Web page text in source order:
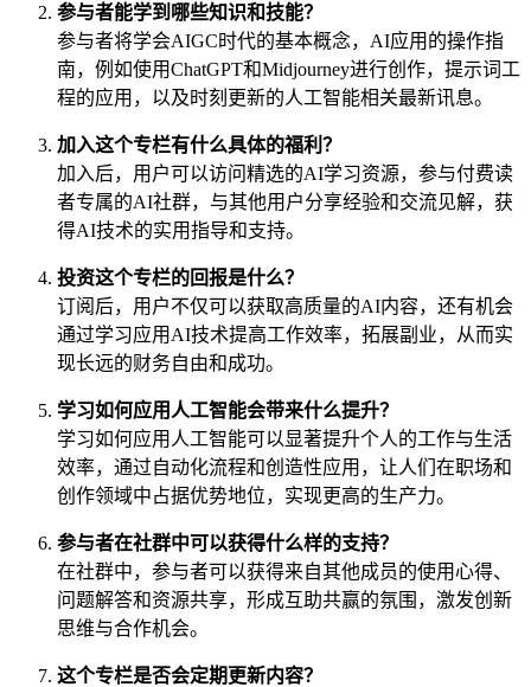
参与者能学到哪些知识和技能？
参与者将学会AIGC时代的基本概念，AI应用的操作指
南，例如使用ChatGPT和Midjourney进行创作，提示词工
程的应用，以及时刻更新的人工智能相关最新讯息。
加入这个专栏有什么具体的福利？
加入后，用户可以访问精选的AI学习资源，参与付费读
者专属的AI社群，与其他用户分享经验和交流见解，获
得AI技术的实用指导和支持。
投资这个专栏的回报是什么？
订阅后，用户不仅可以获取高质量的AI内容，还有机会
通过学习应用AI技术提高工作效率，拓展副业，从而实
现长远的财务自由和成功。
学习如何应用人工智能会带来什么提升？
学习如何应用人工智能可以显著提升个人的工作与生活
效率，通过自动化流程和创造性应用，让人们在职场和
创作领域中占据优势地位，实现更高的生产力。
参与者在社群中可以获得什么样的支持？
在社群中，参与者可以获得来自其他成员的使用心得、
问题解答和资源共享，形成互助共赢的氛围，激发创新
思维与合作机会。
这个专栏是否会定期更新内容？